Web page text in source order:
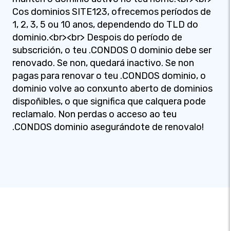
Cos dominios SITE123, ofrecemos períodos de
1, 2, 3, 5 ou 10 anos, dependendo do TLD do
dominio.<br><br> Despois do período de
subscrición, o teu .CONDOS O dominio debe ser
renovado. Se non, quedará inactivo. Se non
pagas para renovar o teu .CONDOS dominio, o
dominio volve ao conxunto aberto de dominios
dispoñibles, o que significa que calquera pode
reclamalo. Non perdas o acceso ao teu
.CONDOS dominio asegurándote de renovalo!